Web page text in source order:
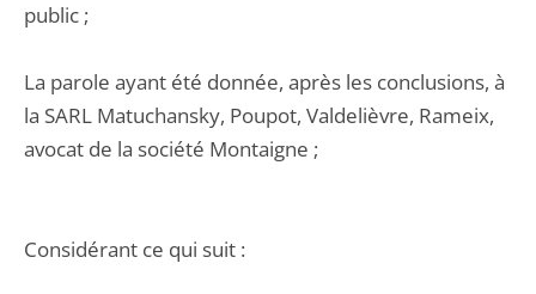
public ;
La parole ayant été donnée, après les conclusions, à
la SARL Matuchansky, Poupot, Valdelièvre, Rameix,
avocat de la société Montaigne ;
Considérant ce qui suit :